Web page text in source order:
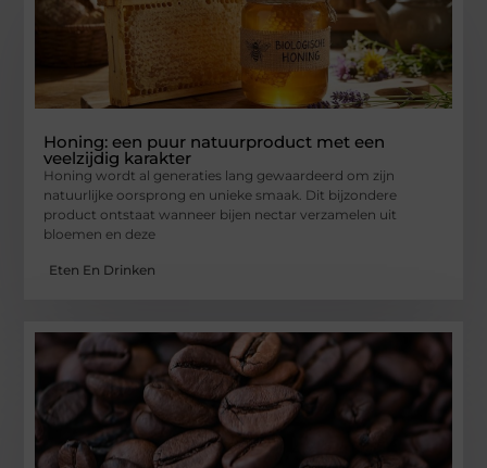
Honing: een puur natuurproduct met een
veelzijdig karakter
Honing wordt al generaties lang gewaardeerd om zijn
natuurlijke oorsprong en unieke smaak. Dit bijzondere
product ontstaat wanneer bijen nectar verzamelen uit
bloemen en deze
Eten En Drinken